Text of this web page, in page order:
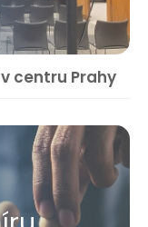
centru Prahy